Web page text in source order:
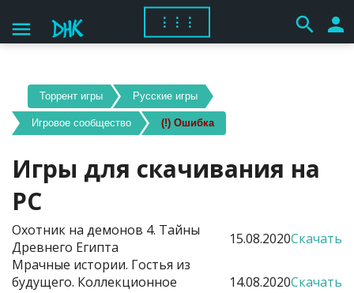
menu ⋮⋮⋮ search person
Торрент игры Русские игры
Игровое сообщество (!) Ошибка
Игры для скачивания на
PC
Охотник на демонов 4. Тайны
Древнего Египта
15.08.2020Скачать
Мрачные истории. Гостья из
будущего. Коллекционное
14.08.2020Скачать